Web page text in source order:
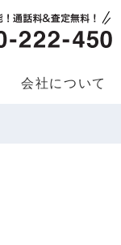
会社について